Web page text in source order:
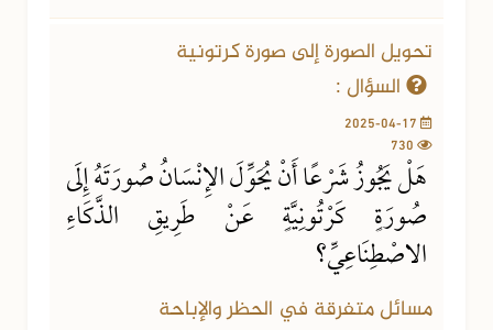
تحويل الصورة إلى صورة كرتونية
السؤال :
هَلْ يَجُوزُ شَرْعًا أَنْ يُحَوِّلَ الإِنْسَانُ صُورَتَهُ إِلَى
صُورَةٍ كَرْتُونِيَّةٍ عَنْ طَرِيقِ الذَّكَاءِ
الاصْطِنَاعِيِّ؟
مسائل متفرقة في الحظر والإباحة